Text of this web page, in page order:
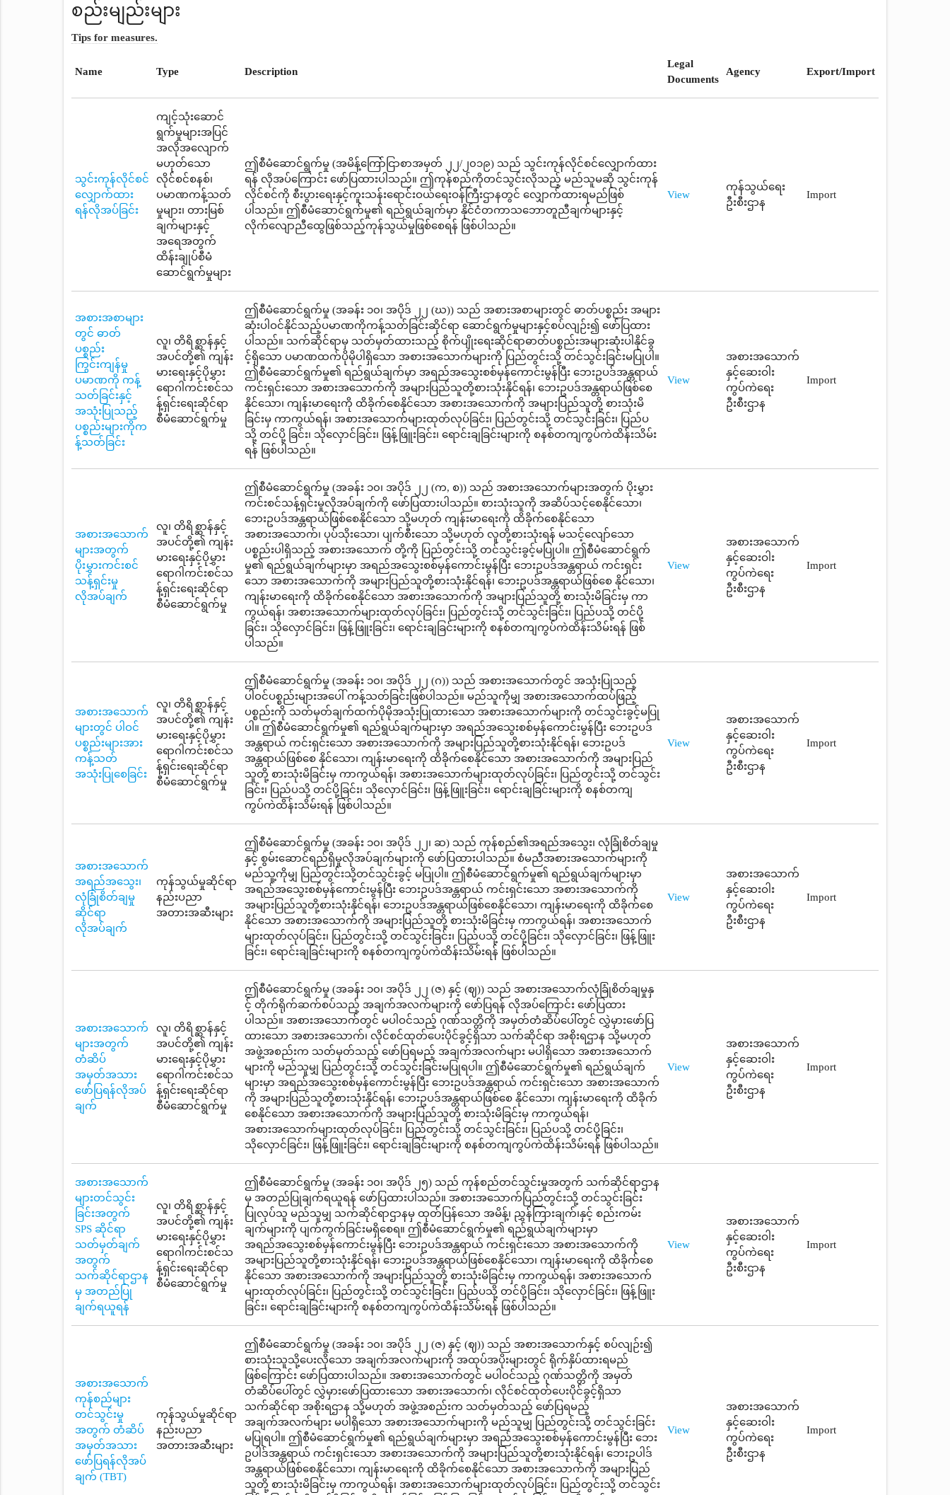
စည်းမျည်းများ
Tips for measures.
Name Type Description
Legal
Documents
Agency Export/Import
သွင်းကုန်လိုင်စင်
လျှောက်ထား
ရန်လိုအပ်ခြင်း
ကျင့်သုံးဆောင်
ရွက်မှုများအပြင်
အလိုအလျောက်
မဟုတ်သော
လိုင်စင်စနစ်၊
ပမာဏကန့်သတ်
မှုများ၊ တားမြစ်
ချက်များနှင့်
အရေအတွက်
ထိန်းချုပ်စီမံ
ဆောင်ရွက်မှုများ
ဤစီမံဆောင်ရွက်မှု (အမိန့်ကြော်ငြာစာအမှတ် ၂၂/၂၀၁၉) သည် သွင်းကုန်လိုင်စင်လျှောက်ထား
ရန် လိုအပ်ကြောင်း ဖော်ပြထားပါသည်။ ဤကုန်စည်ကိုတင်သွင်းလိုသည့် မည်သူမဆို သွင်းကုန်
လိုင်စင်ကို စီးပွားရေးနှင့်ကူးသန်းရောင်းဝယ်ရေးဝန်ကြီးဌာနတွင် လျှောက်ထားရမည်ဖြစ်
ပါသည်။ ဤစီမံဆောင်ရွက်မှု၏ ရည်ရွယ်ချက်မှာ နိုင်ငံတကာသဘောတူညီချက်များနှင့်
လိုက်လျောညီထွေဖြစ်သည့်ကုန်သွယ်မှုဖြစ်စေရန် ဖြစ်ပါသည်။
View
ကုန်သွယ်ရေး
ဦးစီးဌာန
Import
အစားအစာများ
တွင် ဓာတ်
ပစ္စည်း
ကြွင်းကျန်မှု
ပမာဏကို ကန့်
သတ်ခြင်းနှင့်
အသုံးပြုသည့်
ပစ္စည်းများကိုက
န့်သတ်ခြင်း
လူ၊ တိရိစ္ဆာန်နှင့်
အပင်တို့၏ ကျန်း
မားရေးနှင့်ပိုမွှား
ရောဂါကင်းစင်သ
န့်ရှင်းရေးဆိုင်ရာ
စီမံဆောင်ရွက်မှု
ဤစီမံဆောင်ရွက်မှု (အခန်း ၁၀၊ အပိုဒ် ၂၂ (ဃ)) သည် အစားအစာများတွင် ဓာတ်ပစ္စည်း အများ
ဆုံးပါဝင်နိုင်သည့်ပမာဏကိုကန့်သတ်ခြင်းဆိုင်ရာ ဆောင်ရွက်မှုများနှင့်စပ်လျဉ်း၍ ဖော်ပြထား
ပါသည်။ သက်ဆိုင်ရာမှ သတ်မှတ်ထားသည့် စိုက်ပျိုးရေးဆိုင်ရာဓာတ်ပစ္စည်းအများဆုံးပါနိုင်ခွ
င့်ရှိသော ပမာဏထက်ပိုမိုပါရှိသော အစားအသောက်များကို ပြည်တွင်းသို့ တင်သွင်းခြင်းမပြုပါ။
ဤစီမံဆောင်ရွက်မှု၏ ရည်ရွယ်ချက်မှာ အရည်အသွေးစစ်မှန်ကောင်းမွန်ပြီး ဘေးဥပဒ်အန္တရာယ်
ကင်းရှင်းသော အစားအသောက်ကို အများပြည်သူတို့စားသုံးနိုင်ရန်၊ ဘေးဥပဒ်အန္တရာယ်ဖြစ်စေ
နိုင်သော၊ ကျန်းမာရေးကို ထိခိုက်စေနိုင်သော အစားအသောက်ကို အများပြည်သူတို့ စားသုံးမိ
ခြင်းမှ ကာကွယ်ရန်၊ အစားအသောက်များထုတ်လုပ်ခြင်း၊ ပြည်တွင်းသို့ တင်သွင်းခြင်း၊ ပြည်ပ
သို့ တင်ပို့ ခြင်း၊ သိုလှောင်ခြင်း၊ ဖြန့်ဖြူးခြင်း၊ ရောင်းချခြင်းများကို စနစ်တကျကွပ်ကဲထိန်းသိမ်း
ရန် ဖြစ်ပါသည်။
View
အစားအသောက်
နှင့်ဆေးဝါး
ကွပ်ကဲရေး
ဦးစီးဌာန
Import
အစားအသောက်
များအတွက်
ပိုးမွှားကင်းစင်
သန့်ရှင်းမှု
လိုအပ်ချက်
လူ၊ တိရိစ္ဆာန်နှင့်
အပင်တို့၏ ကျန်း
မားရေးနှင့်ပိုမွှား
ရောဂါကင်းစင်သ
န့်ရှင်းရေးဆိုင်ရာ
စီမံဆောင်ရွက်မှု
ဤစီမံဆောင်ရွက်မှု (အခန်း ၁၀၊ အပိုဒ် ၂၂ (က, စ)) သည် အစားအသောက်များအတွက် ပိုးမွှား
ကင်းစင်သန့်ရှင်းမှုလိုအပ်ချက်ကို ဖော်ပြထားပါသည်။ စားသုံးသူကို အဆိပ်သင့်စေနိုင်သော၊
ဘေးဥပဒ်အန္တရာယ်ဖြစ်စေနိုင်သော သို့မဟုတ် ကျန်းမာရေးကို ထိခိုက်စေနိုင်သော
အစားအသောက်၊ ပုပ်သိုးသော၊ ပျက်စီးသော သို့မဟုတ် လူတို့စားသုံးရန် မသင့်လျော်သော
ပစ္စည်းပါရှိသည့် အစားအသောက် တို့ကို ပြည်တွင်းသို့ တင်သွင်းခွင့်မပြုပါ။ ဤစီမံဆောင်ရွက်
မှု၏ ရည်ရွယ်ချက်များမှာ အရည်အသွေးစစ်မှန်ကောင်းမွန်ပြီး ဘေးဥပဒ်အန္တရာယ် ကင်းရှင်း
သော အစားအသောက်ကို အများပြည်သူတို့စားသုံးနိုင်ရန်၊ ဘေးဥပဒ်အန္တရာယ်ဖြစ်စေ နိုင်သော၊
ကျန်းမာရေးကို ထိခိုက်စေနိုင်သော အစားအသောက်ကို အများပြည်သူတို့ စားသုံးမိခြင်းမှ ကာ
ကွယ်ရန်၊ အစားအသောက်များထုတ်လုပ်ခြင်း၊ ပြည်တွင်းသို့ တင်သွင်းခြင်း၊ ပြည်ပသို့ တင်ပို့
ခြင်း၊ သိုလှောင်ခြင်း၊ ဖြန့်ဖြူးခြင်း၊ ရောင်းချခြင်းများကို စနစ်တကျကွပ်ကဲထိန်းသိမ်းရန် ဖြစ်
ပါသည်။
View
အစားအသောက်
နှင့်ဆေးဝါး
ကွပ်ကဲရေး
ဦးစီးဌာန
Import
အစားအသောက်
များတွင် ပါဝင်
ပစ္စည်းများအား
ကန့်သတ်
အသုံးပြုစေခြင်း
လူ၊ တိရိစ္ဆာန်နှင့်
အပင်တို့၏ ကျန်း
မားရေးနှင့်ပိုမွှား
ရောဂါကင်းစင်သ
န့်ရှင်းရေးဆိုင်ရာ
စီမံဆောင်ရွက်မှု
ဤစီမံဆောင်ရွက်မှု (အခန်း ၁၀၊ အပိုဒ် ၂၂ (ဂ)) သည် အစားအသောက်တွင် အသုံးပြုသည့်
ပါဝင်ပစ္စည်းများအပေါ် ကန့်သတ်ခြင်းဖြစ်ပါသည်။ မည်သူကိုမျှ အစားအသောက်ထပ်ဖြည့်
ပစ္စည်းကို သတ်မှတ်ချက်ထက်ပိုမိုအသုံးပြုထားသော အစားအသောက်များကို တင်သွင်းခွင့်မပြု
ပါ။ ဤစီမံဆောင်ရွက်မှု၏ ရည်ရွယ်ချက်များမှာ အရည်အသွေးစစ်မှန်ကောင်းမွန်ပြီး ဘေးဥပဒ်
အန္တရာယ် ကင်းရှင်းသော အစားအသောက်ကို အများပြည်သူတို့စားသုံးနိုင်ရန်၊ ဘေးဥပဒ်
အန္တရာယ်ဖြစ်စေ နိုင်သော၊ ကျန်းမာရေးကို ထိခိုက်စေနိုင်သော အစားအသောက်ကို အများပြည်
သူတို့ စားသုံးမိခြင်းမှ ကာကွယ်ရန်၊ အစားအသောက်များထုတ်လုပ်ခြင်း၊ ပြည်တွင်းသို့ တင်သွင်း
ခြင်း၊ ပြည်ပသို့ တင်ပို့ခြင်း၊ သိုလှောင်ခြင်း၊ ဖြန့်ဖြူးခြင်း၊ ရောင်းချခြင်းများကို စနစ်တကျ
ကွပ်ကဲထိန်းသိမ်းရန် ဖြစ်ပါသည်။
View
အစားအသောက်
နှင့်ဆေးဝါး
ကွပ်ကဲရေး
ဦးစီးဌာန
Import
အစားအသောက်
အရည်အသွေး၊
လုံခြုံစိတ်ချမှု
ဆိုင်ရာ
လိုအပ်ချက်
ကုန်သွယ်မှုဆိုင်ရာ
နည်းပညာ
အတားအဆီးများ
ဤစီမံဆောင်ရွက်မှု (အခန်း ၁၀၊ အပိုဒ် ၂၂၊ ဆ) သည် ကုန်စည်၏အရည်အသွေး၊ လုံခြုံစိတ်ချမှု
နှင့် စွမ်းဆောင်ရည်ရှိမှုလိုအပ်ချက်များကို ဖော်ပြထားပါသည်။ စံမညီအစားအသောက်များကို
မည်သူ့ကိုမျှ ပြည်တွင်းသို့တင်သွင်းခွင့် မပြုပါ။ ဤစီမံဆောင်ရွက်မှု၏ ရည်ရွယ်ချက်များမှာ
အရည်အသွေးစစ်မှန်ကောင်းမွန်ပြီး ဘေးဥပဒ်အန္တရာယ် ကင်းရှင်းသော အစားအသောက်ကို
အများပြည်သူတို့စားသုံးနိုင်ရန်၊ ဘေးဥပဒ်အန္တရာယ်ဖြစ်စေနိုင်သော၊ ကျန်းမာရေးကို ထိခိုက်စေ
နိုင်သော အစားအသောက်ကို အများပြည်သူတို့ စားသုံးမိခြင်းမှ ကာကွယ်ရန်၊ အစားအသောက်
များထုတ်လုပ်ခြင်း၊ ပြည်တွင်းသို့ တင်သွင်းခြင်း၊ ပြည်ပသို့ တင်ပို့ခြင်း၊ သိုလှောင်ခြင်း၊ ဖြန့်ဖြူး
ခြင်း၊ ရောင်းချခြင်းများကို စနစ်တကျကွပ်ကဲထိန်းသိမ်းရန် ဖြစ်ပါသည်။
View
အစားအသောက်
နှင့်ဆေးဝါး
ကွပ်ကဲရေး
ဦးစီးဌာန
Import
အစားအသောက်
များအတွက်
တံဆိပ်
အမှတ်အသား
ဖော်ပြရန်လိုအပ်
ချက်
လူ၊ တိရိစ္ဆာန်နှင့်
အပင်တို့၏ ကျန်း
မားရေးနှင့်ပိုမွှား
ရောဂါကင်းစင်သ
န့်ရှင်းရေးဆိုင်ရာ
စီမံဆောင်ရွက်မှု
ဤစီမံဆောင်ရွက်မှု (အခန်း ၁၀၊ အပိုဒ် ၂၂ (ဇ) နှင့် (ဈ)) သည် အစားအသောက်လုံခြုံစိတ်ချမှုနှ
င့် တိုက်ရိုက်ဆက်စပ်သည့် အချက်အလက်များကို ဖော်ပြရန် လိုအပ်ကြောင်း ဖော်ပြထား
ပါသည်။ အစားအသောက်တွင် မပါဝင်သည့် ဂုဏ်သတ္တိကို အမှတ်တံဆိပ်ပေါ်တွင် လွှဲမှားဖော်ပြ
ထားသော အစားအသောက်၊ လိုင်စင်ထုတ်ပေးပိုင်ခွင့်ရှိသာ သက်ဆိုင်ရာ အစိုးရဌာန သို့မဟုတ်
အဖွဲ့အစည်းက သတ်မှတ်သည့် ဖော်ပြရမည့် အချက်အလက်များ မပါရှိသော အစားအသောက်
များကို မည်သူမျှ ပြည်တွင်းသို့ တင်သွင်းခြင်းမပြုရပါ။ ဤစီမံဆောင်ရွက်မှု၏ ရည်ရွယ်ချက်
များမှာ အရည်အသွေးစစ်မှန်ကောင်းမွန်ပြီး ဘေးဥပဒ်အန္တရာယ် ကင်းရှင်းသော အစားအသောက်
ကို အများပြည်သူတို့စားသုံးနိုင်ရန်၊ ဘေးဥပဒ်အန္တရာယ်ဖြစ်စေ နိုင်သော၊ ကျန်းမာရေးကို ထိခိုက်
စေနိုင်သော အစားအသောက်ကို အများပြည်သူတို့ စားသုံးမိခြင်းမှ ကာကွယ်ရန်၊
အစားအသောက်များထုတ်လုပ်ခြင်း၊ ပြည်တွင်းသို့ တင်သွင်းခြင်း၊ ပြည်ပသို့ တင်ပို့ခြင်း၊
သိုလှောင်ခြင်း၊ ဖြန့်ဖြူးခြင်း၊ ရောင်းချခြင်းများကို စနစ်တကျကွပ်ကဲထိန်းသိမ်းရန် ဖြစ်ပါသည်။
View
အစားအသောက်
နှင့်ဆေးဝါး
ကွပ်ကဲရေး
ဦးစီးဌာန
Import
အစားအသောက်
များတင်သွင်း
ခြင်းအတွက်
SPS ဆိုင်ရာ
သတ်မှတ်ချက်
အတွက်
သက်ဆိုင်ရာဌာန
မှ အတည်ပြု
ချက်ရယူရန်
လူ၊ တိရိစ္ဆာန်နှင့်
အပင်တို့၏ ကျန်း
မားရေးနှင့်ပိုမွှား
ရောဂါကင်းစင်သ
န့်ရှင်းရေးဆိုင်ရာ
စီမံဆောင်ရွက်မှု
ဤစီမံဆောင်ရွက်မှု (အခန်း ၁၀၊ အပိုဒ် ၂၅) သည် ကုန်စည်တင်သွင်းမှုအတွက် သက်ဆိုင်ရာဌာန
မှ အတည်ပြုချက်ရယူရန် ဖော်ပြထားပါသည်။ အစားအသောက်ပြည်တွင်းသို့ တင်သွင်းခြင်း
ပြုလုပ်သူ မည်သူမျှ သက်ဆိုင်ရာဌာနမှ ထုတ်ပြန်သော အမိန့်၊ ညွှန်ကြားချက်၊နှင့် စည်းကမ်း
ချက်များကို ပျက်ကွက်ခြင်းမရှိစေရ။ ဤစီမံဆောင်ရွက်မှု၏ ရည်ရွယ်ချက်များမှာ
အရည်အသွေးစစ်မှန်ကောင်းမွန်ပြီး ဘေးဥပဒ်အန္တရာယ် ကင်းရှင်းသော အစားအသောက်ကို
အများပြည်သူတို့စားသုံးနိုင်ရန်၊ ဘေးဥပဒ်အန္တရာယ်ဖြစ်စေနိုင်သော၊ ကျန်းမာရေးကို ထိခိုက်စေ
နိုင်သော အစားအသောက်ကို အများပြည်သူတို့ စားသုံးမိခြင်းမှ ကာကွယ်ရန်၊ အစားအသောက်
များထုတ်လုပ်ခြင်း၊ ပြည်တွင်းသို့ တင်သွင်းခြင်း၊ ပြည်ပသို့ တင်ပို့ခြင်း၊ သိုလှောင်ခြင်း၊ ဖြန့်ဖြူး
ခြင်း၊ ရောင်းချခြင်းများကို စနစ်တကျကွပ်ကဲထိန်းသိမ်းရန် ဖြစ်ပါသည်။
View
အစားအသောက်
နှင့်ဆေးဝါး
ကွပ်ကဲရေး
ဦးစီးဌာန
Import
အစားအသောက်
ကုန်စည်များ
တင်သွင်းမှု
အတွက် တံဆိပ်
အမှတ်အသား
ဖော်ပြရန်လိုအပ်
ချက် (TBT)
ကုန်သွယ်မှုဆိုင်ရာ
နည်းပညာ
အတားအဆီးများ
ဤစီမံဆောင်ရွက်မှု (အခန်း ၁၀၊ အပိုဒ် ၂၂ (ဇ) နှင့် (ဈ)) သည် အစားအသောက်နှင့် စပ်လျဉ်း၍
စားသုံးသူသို့ပေးလိုသော အချက်အလက်များကို အထုပ်အပိုးများတွင် ရိုက်နှိပ်ထားရမည်
ဖြစ်ကြောင်း ဖော်ပြထားပါသည်။ အစားအသောက်တွင် မပါဝင်သည့် ဂုဏ်သတ္တိကို အမှတ်
တံဆိပ်ပေါ်တွင် လွှဲမှားဖော်ပြထားသော အစားအသောက်၊ လိုင်စင်ထုတ်ပေးပိုင်ခွင့်ရှိသာ
သက်ဆိုင်ရာ အစိုးရဌာန သို့မဟုတ် အဖွဲ့အစည်းက သတ်မှတ်သည့် ဖော်ပြရမည့်
အချက်အလက်များ မပါရှိသော အစားအသောက်များကို မည်သူမျှ ပြည်တွင်းသို့ တင်သွင်းခြင်း
မပြုရပါ။ ဤစီမံဆောင်ရွက်မှု၏ ရည်ရွယ်ချက်များမှာ အရည်အသွေးစစ်မှန်ကောင်းမွန်ပြီး ဘေး
ဥပါဒ်အန္တရာယ် ကင်းရှင်းသော အစားအသောက်ကို အများပြည်သူတို့စားသုံးနိုင်ရန်၊ ဘေးဥပါဒ်
အန္တရာယ်ဖြစ်စေနိုင်သော၊ ကျန်းမာရေးကို ထိခိုက်စေနိုင်သော အစားအသောက်ကို အများပြည်
သူတို့ စားသုံးမိခြင်းမှ ကာကွယ်ရန်၊ အစားအသောက်များထုတ်လုပ်ခြင်း၊ ပြည်တွင်းသို့ တင်သွင်း
View
အစားအသောက်
နှင့်ဆေးဝါး
ကွပ်ကဲရေး
ဦးစီးဌာန
Import